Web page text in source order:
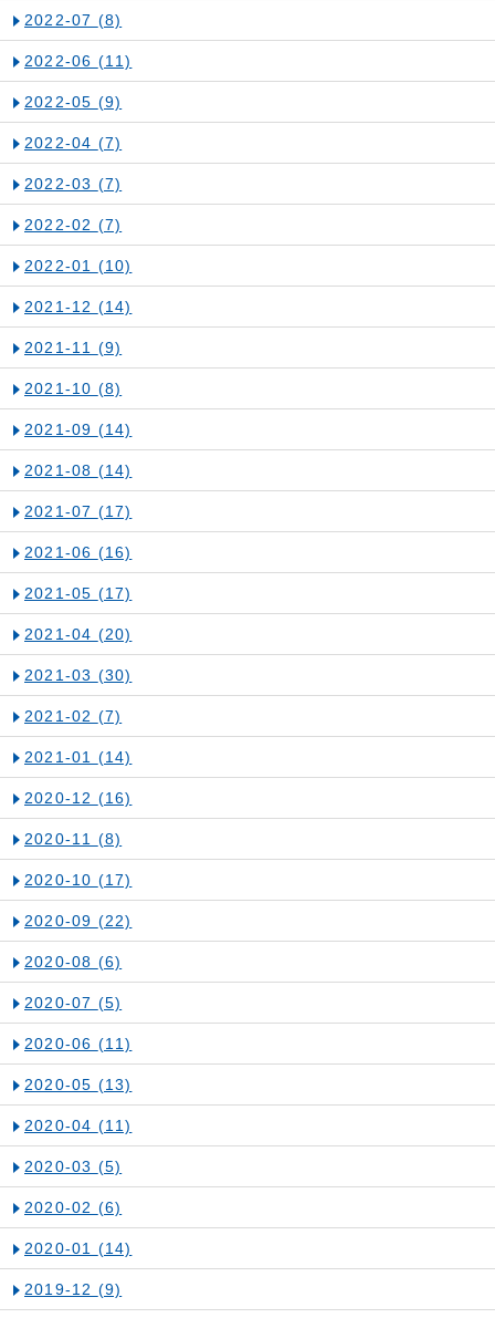
2022-07 (8)
2022-06 (11)
2022-05 (9)
2022-04 (7)
2022-03 (7)
2022-02 (7)
2022-01 (10)
2021-12 (14)
2021-11 (9)
2021-10 (8)
2021-09 (14)
2021-08 (14)
2021-07 (17)
2021-06 (16)
2021-05 (17)
2021-04 (20)
2021-03 (30)
2021-02 (7)
2021-01 (14)
2020-12 (16)
2020-11 (8)
2020-10 (17)
2020-09 (22)
2020-08 (6)
2020-07 (5)
2020-06 (11)
2020-05 (13)
2020-04 (11)
2020-03 (5)
2020-02 (6)
2020-01 (14)
2019-12 (9)